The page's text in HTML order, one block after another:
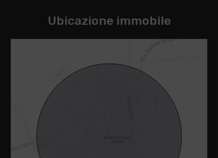
Ubicazione immobile